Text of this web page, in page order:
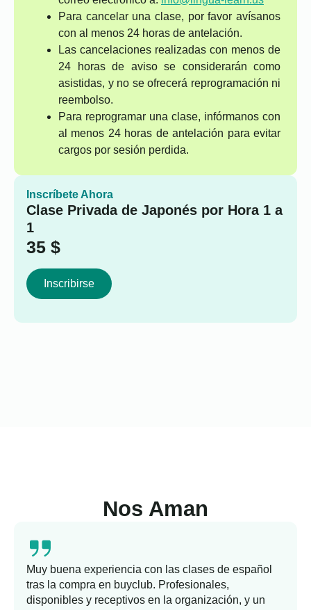
Para cancelar una clase, por favor avísanos
con al menos 24 horas de antelación.
Las cancelaciones realizadas con menos de
24 horas de aviso se considerarán como
asistidas, y no se ofrecerá reprogramación ni
reembolso.
Para reprogramar una clase, infórmanos con
al menos 24 horas de antelación para evitar
cargos por sesión perdida.
Inscríbete Ahora
Clase Privada de Japonés por Hora 1 a
1
35 $
Inscribirse
Nos Aman
Muy buena experiencia con las clases de español
tras la compra en buyclub. Profesionales,
disponibles y receptivos en la organización, y un